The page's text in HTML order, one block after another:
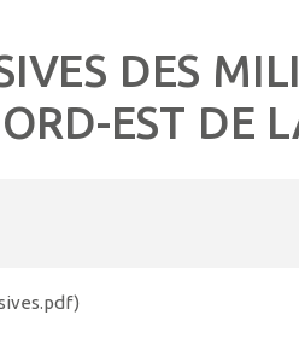
DES
EST DE